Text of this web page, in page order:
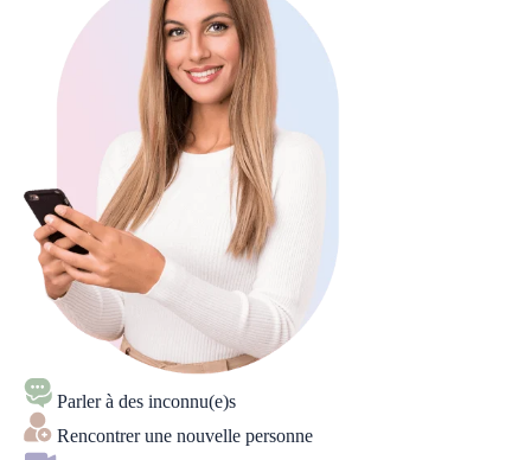
Parler à des inconnu(e)s
Rencontrer une nouvelle personne